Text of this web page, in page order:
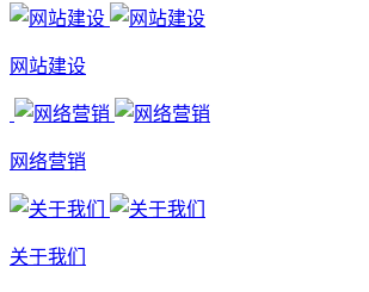
网站建设
网络营销
关于我们